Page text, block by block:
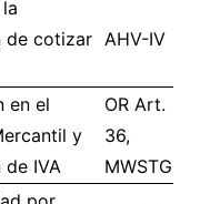
de cotizar AHV-IV
en el
y
IVA
OR Art.
36,
MWSTG